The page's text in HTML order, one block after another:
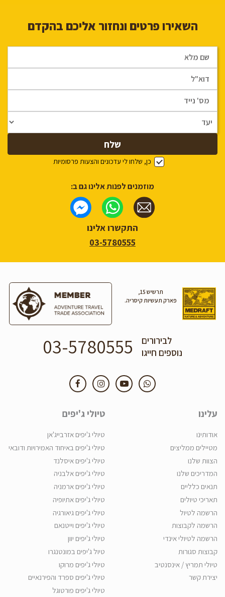
השאירו פרטים ונחזור אליכם בהקדם
כן, שלחו לי עדכונים והצעות פרסומיות
מוזמנים לפנות אלינו גם ב:
התקשרו אלינו
03-5780555
תרשיש 15,
פארק תעשיות קיסריה.
לבירורים
נוספים חייגו
03-5780555
עלינו
אודותינו
מטיילים ממליצים
הצוות שלנו
המדריכים שלנו
תנאים כלליים
תאריכי טיולים
הרשמה לטיול
הרשמה לקבוצות
הרשמה לטיולי אינדי
קבוצות סגורות
טיולי תמריץ / אינסנטיב
יצירת קשר
טיולי ג'יפים
טיולי ג'יפים אזרבייג'אן
טיולי ג'יפים באיחוד האמירויות ודובאי
טיולי ג'יפים איסלנד
טיולי ג'יפים אלבניה
טיולי ג'יפים ארמניה
טיולי ג'יפים אתיופיה
טיולי ג'יפים גיאורגיה
טיולי ג'יפים וייטנאם
טיולי ג'יפים יוון
טיול ג'יפים במונטנגרו
טיולי ג'יפים מרוקו
טיולי ג'יפים ספרד והפירנאיים
טיולי ג'יפים פורטוגל